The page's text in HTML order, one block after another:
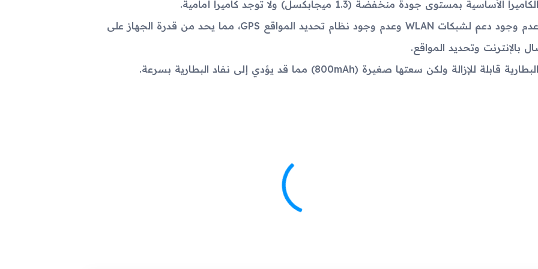
الكاميرا الأساسية بمستوى جودة منخفضة (1.3 ميجابكسل) ولا توجد كاميرا أمامية.
عدم وجود دعم لشبكات WLAN وعدم وجود نظام تحديد المواقع GPS، مما يحد من قدرة الجهاز على
بالإنترنت وتحديد المواقع.
البطارية قابلة للإزالة ولكن سعتها صغيرة (800mAh) مما قد يؤدي إلى نفاد البطارية بسرعة.